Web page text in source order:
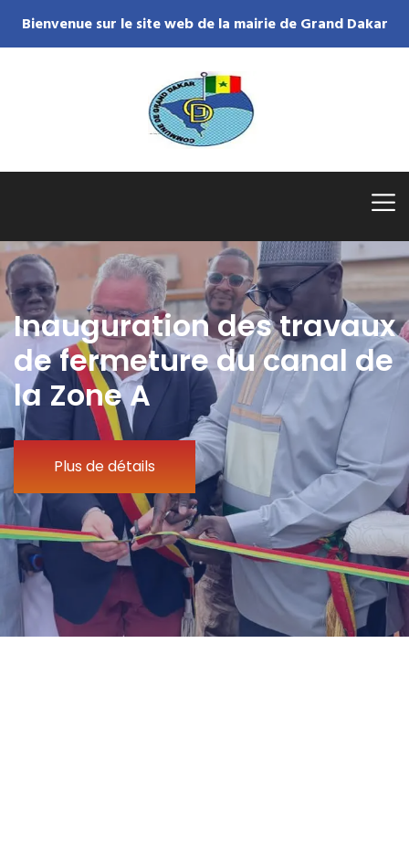
Bienvenue sur le site web de la mairie de Grand Dakar
Inauguration des travaux
de fermeture du canal de
la Zone A
Plus de détails